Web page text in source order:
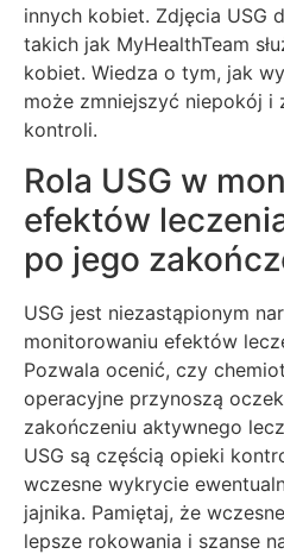
innych kobiet. Zdjęcia USG
takich jak MyHealthTeam
kobiet. Wiedza o tym, jak
może zmniejszyć niepokój i
kontroli.
Rola USG w
efektów
po jego
USG jest niezastąpionym
monitorowaniu efektów
Pozwala ocenić, czy
operacyjne przynoszą
zakończeniu aktywnego
USG są częścią opieki
wczesne wykrycie
jajnika. Pamiętaj, że
lepsze rokowania i szanse